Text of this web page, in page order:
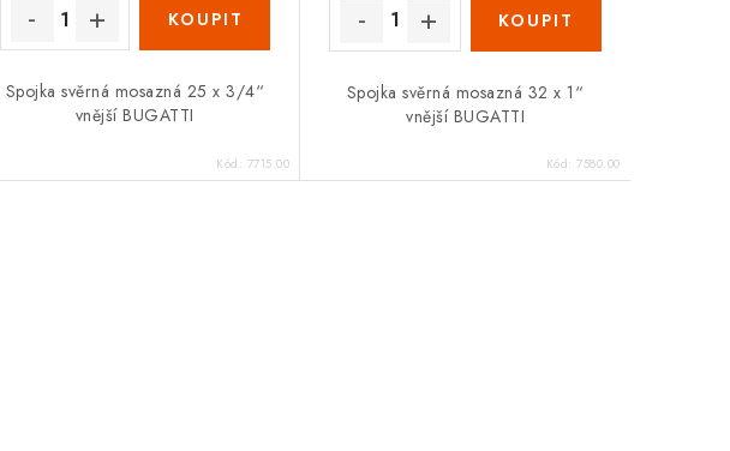
Spojka svěrná mosazná 25 x 3/4“
vnější BUGATTI
Kód: 7715.00
Spojka svěrná mosazná 32 x 1“
vnější BUGATTI
Kód:7580.00